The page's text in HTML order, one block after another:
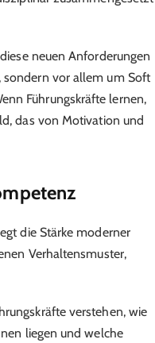
neuen Anforderungen
sondern vor allem um Soft
Führungskräfte lernen,
das von Motivation und
die Stärke moderner
Verhaltensmuster,
verstehen, wie
liegen und welche